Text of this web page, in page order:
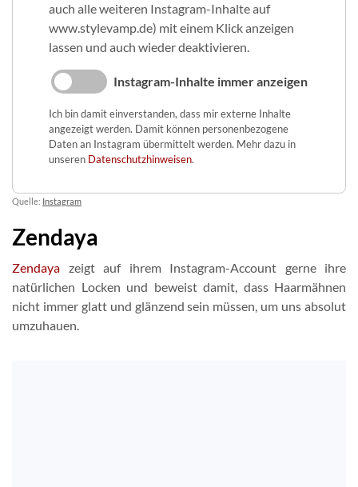
auch alle weiteren Instagram-Inhalte auf
www.stylevamp.de) mit einem Klick anzeigen
lassen und auch wieder deaktivieren.
Instagram-Inhalte immer anzeigen
Ich bin damit einverstanden, dass mir externe Inhalte
angezeigt werden. Damit können personenbezogene
Daten an Instagram übermittelt werden. Mehr dazu in
unseren Datenschutzhinweisen.
Quelle: Instagram
Zendaya
Zendaya zeigt auf ihrem Instagram-Account gerne ihre
natürlichen Locken und beweist damit, dass Haarmähnen
nicht immer glatt und glänzend sein müssen, um uns absolut
umzuhauen.